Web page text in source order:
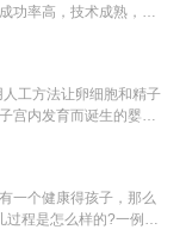
功率高，技术成熟，还
工方法让卵细胞和精子
宫内发育而诞生的婴
一个健康得孩子，那么
程是怎么样的?一例成